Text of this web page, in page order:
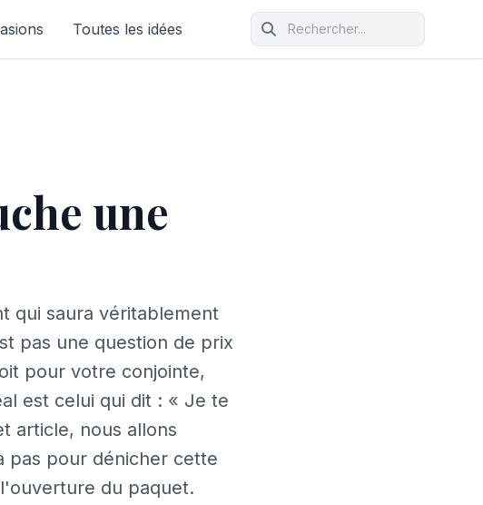
Toutes les idées
une
qui saura véritablement
pas une question de prix
pour votre conjointe,
est celui qui dit : « Je te
article, nous allons
pas pour dénicher cette
du paquet.